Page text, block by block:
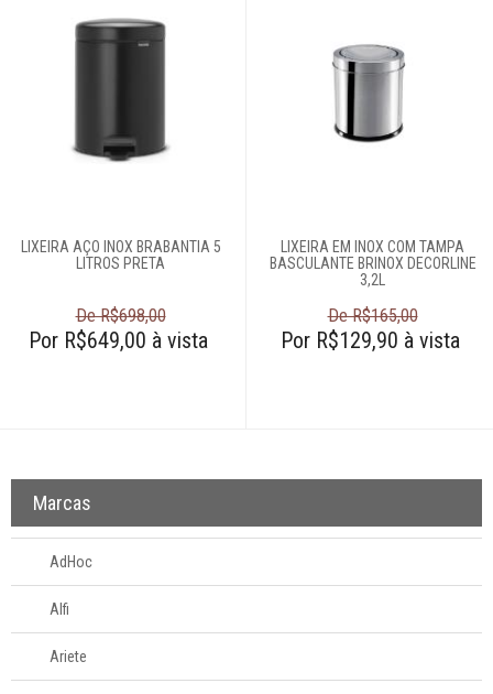
LIXEIRA AÇO INOX BRABANTIA 5
LITROS PRETA
De R$698,00
Por R$649,00 à vista
LIXEIRA EM INOX COM TAMPA
BASCULANTE BRINOX DECORLINE
3,2L
De R$165,00
Por R$129,90 à vista
Marcas
AdHoc
Alfi
Ariete